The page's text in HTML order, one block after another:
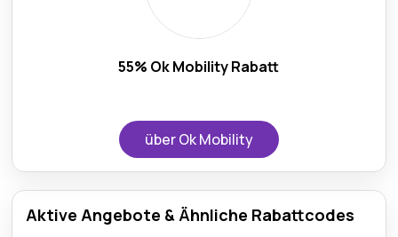
55% Ok Mobility Rabatt
über Ok Mobility
Aktive Angebote & Ähnliche Rabattcodes